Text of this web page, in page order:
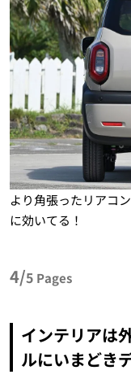
より角張ったリアコ
に効いてる！
4/5 Pages
インテリアは
ルにいまどき